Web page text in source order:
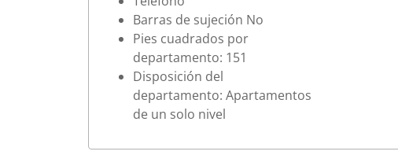
Barras de sujeción No
Pies cuadrados por
departamento: 151
Disposición del
departamento: Apartamentos
de un solo nivel